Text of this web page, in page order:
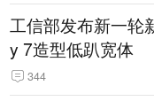
工信部发布新一轮
y 7造型低趴宽体
344